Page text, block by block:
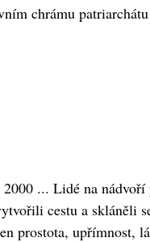
chrámu
... Lidé na
cestu a skláněli
upřímnost,